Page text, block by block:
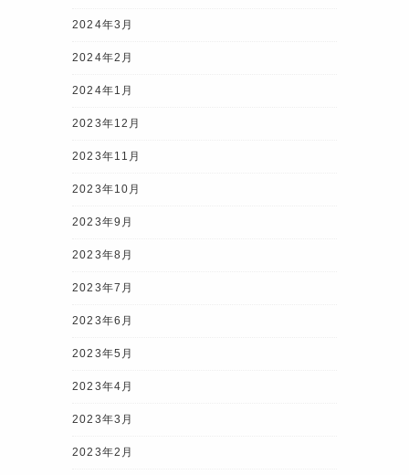
2024年3月
2024年2月
2024年1月
2023年12月
2023年11月
2023年10月
2023年9月
2023年8月
2023年7月
2023年6月
2023年5月
2023年4月
2023年3月
2023年2月